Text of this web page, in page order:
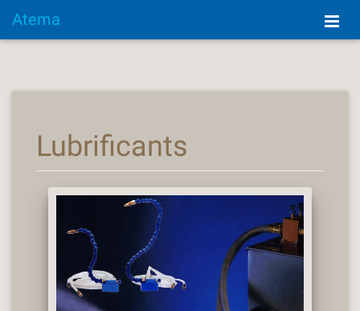
Atema
Lubrificants